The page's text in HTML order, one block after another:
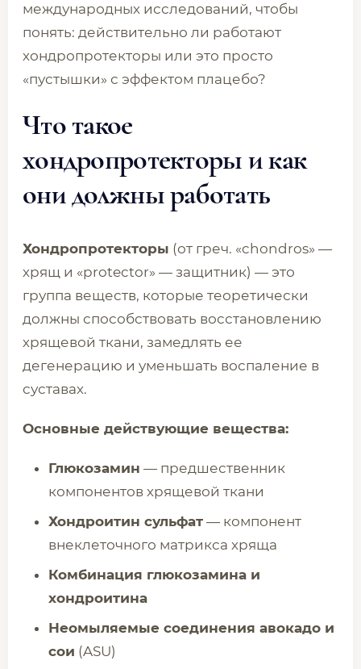
международных исследований, чтобы
понять: действительно ли работают
хондропротекторы или это просто
«пустышки» с эффектом плацебо?
Что такое
хондропротекторы и как
они должны работать
Хондропротекторы (от греч. «chondros» —
хрящ и «protector» — защитник) — это
группа веществ, которые теоретически
должны способствовать восстановлению
хрящевой ткани, замедлять ее
дегенерацию и уменьшать воспаление в
суставах.
Основные действующие вещества:
Глюкозамин — предшественник
компонентов хрящевой ткани
Хондроитин сульфат — компонент
внеклеточного матрикса хряща
Комбинация глюкозамина и
хондроитина
Неомыляемые соединения авокадо и
сои (ASU)